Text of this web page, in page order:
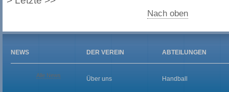
Nach oben
NEWS
Alle News
DER VEREIN
Über uns
ABTEILUNGEN
Handball